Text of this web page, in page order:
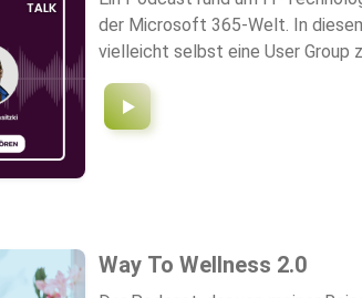
der Microsoft 365-Welt. In
vielleicht selbst eine User Group
Technologien und darüber, was
Aufzeichnungen auf Deutsch. Mit
Way To Wellness 2.0